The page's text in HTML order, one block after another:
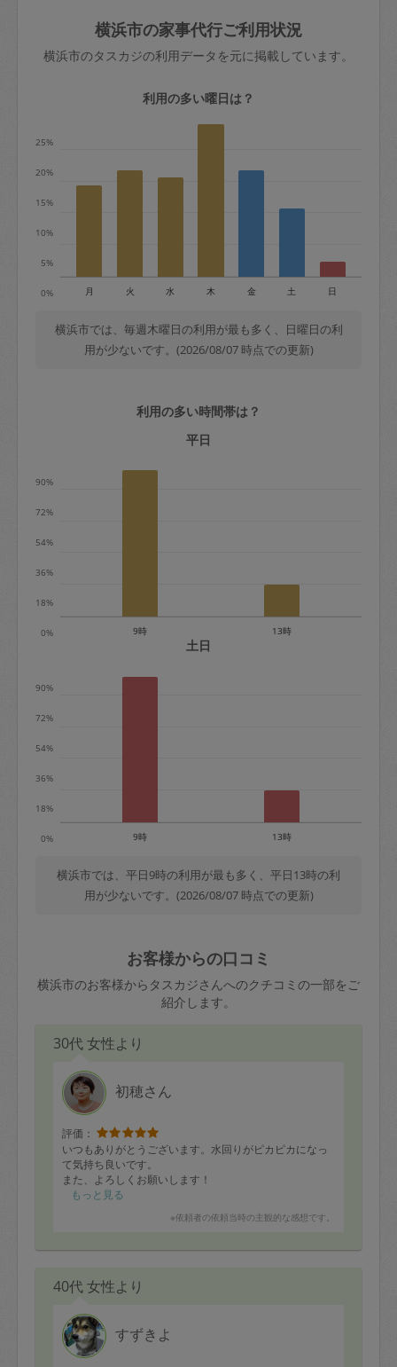
依頼者不在による当日キャンセル＝依頼
金額の100%＋交通費全額
※例：依頼日時／土曜日午前9時開始の場
50%
金曜日9時～土曜日8時まで＝依頼金額の
＋交通費全額
依頼者不在による当日キャンセル＝依頼
金額の100%＋交通費全額
定期契約をキャンセルする場合、毎週定
期は月2回まで隔週定期は月1回までキャ
※キャンセル料金の設定について：
きた場合は損害保険の対象外となるので
ご注意ください。
玉、など
あわせてこちらも参照ください：初めて
はありますか？
横浜市の家事代行ご利用状況
横浜市のタスカジの利用データを元に掲載しています。
利用の多い曜日は？
0%
5%
10%
15%
20%
25%
月 火 水 木 金 土 日
横浜市では、毎週木曜日の利用が最も多く、日曜日の利
用が少ないです。(2026/08/07 時点での更新)
利用の多い時間帯は？
平日
0%
18%
36%
54%
72%
90%
9時 13時
土日
0%
18%
36%
54%
72%
90%
9時 13時
横浜市では、平日9時の利用が最も多く、平日13時の利
用が少ないです。(2026/08/07 時点での更新)
お客様からの口コミ
横浜市のお客様からタスカジさんへのクチコミの一部をご
紹介します。
30代 女性より
初穂さん
評価：
いつもありがとうございます。水回りがピカピカになっ
て気持ち良いです。
また、よろしくお願いします！
もっと見る
※依頼者の依頼当時の主観的な感想です。
40代 女性より
すずきよ